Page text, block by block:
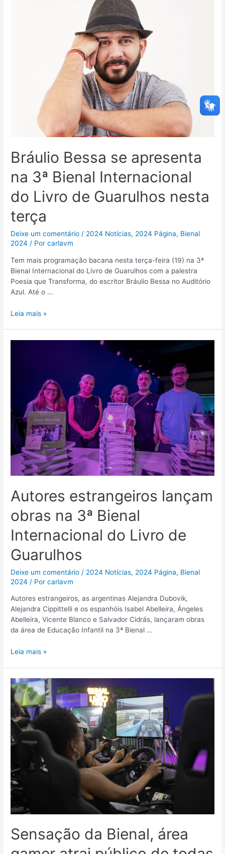
Bráulio Bessa se apresenta
na 3ª Bienal Internacional
do Livro de Guarulhos nesta
terça
Deixe um comentário / 2024 Notícias, 2024 Página, Bienal
2024 / Porcarlavm
Tem mais programação bacana nesta terça-feira (19) na 3ª
Bienal Internacional do Livro de Guarulhos com a palestra
Poesia que Transforma, do escritor Bráulio Bessa no Auditório
Azul. Até o …
Leia mais »
Autores estrangeiros lançam
obras na 3ª Bienal
Internacional do Livro de
Guarulhos
Deixe um comentário / 2024 Notícias, 2024 Página, Bienal
2024 / Porcarlavm
Autores estrangeiros, as argentinas Alejandra Dubovik,
Alejandra Cippittelli e os espanhóis Isabel Abelleira, Ángeles
Abelleira, Vicente Blanco e Salvador Cidrás, lançaram obras
da área de Educação Infantil na 3ª Bienal …
Leia mais »
Sensação da Bienal, área